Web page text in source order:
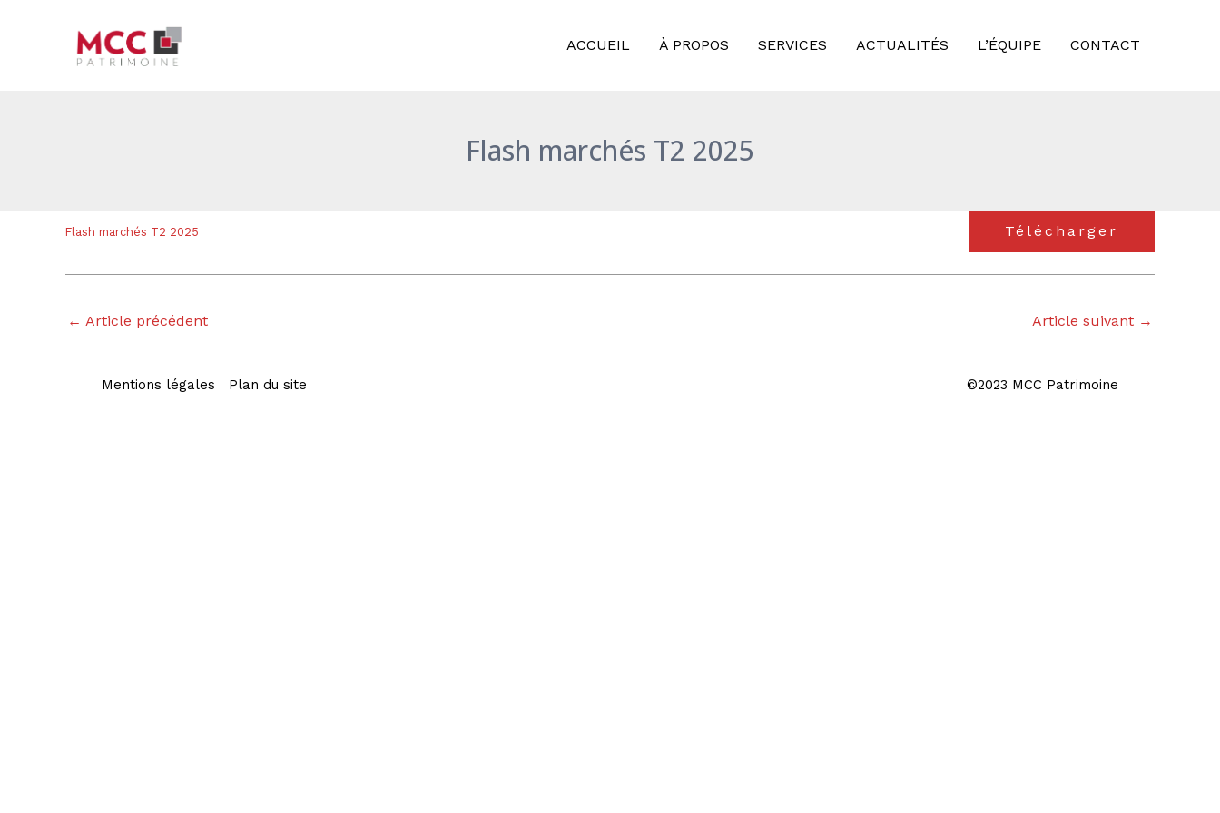
ACCUEIL À PROPOS SERVICES ACTUALITÉS L’ÉQUIPE CONTACT
Flash marchés T2 2025
Flash marchés T2 2025 Télécharger
des
articles
← Article précédent Article suivant →
Mentions légales Plan du site ©2023 MCC Patrimoine